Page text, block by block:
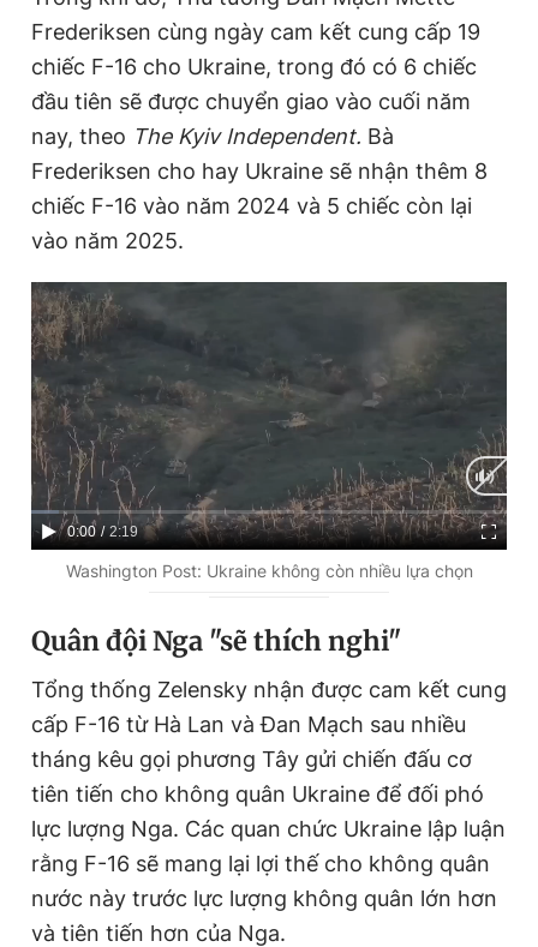
Frederiksen cùng ngày cam kết cung cấp 19
chiếc F-16 cho Ukraine, trong đó có 6 chiếc
đầu tiên sẽ được chuyển giao vào cuối năm
nay, theo The Kyiv Independent. Bà
Frederiksen cho hay Ukraine sẽ nhận thêm 8
chiếc F-16 vào năm 2024 và 5 chiếc còn lại
vào năm 2025.
C
u
r
i
e
0:00 / D
u
a
o
2:19
Washington Post: Ukraine không còn nhiều lựa chọn
Quân đội Nga "sẽ thích nghi"
Tổng thống Zelensky nhận được cam kết cung
cấp F-16 từ Hà Lan và Đan Mạch sau nhiều
tháng kêu gọi phương Tây gửi chiến đấu cơ
tiên tiến cho không quân Ukraine để đối phó
lực lượng Nga. Các quan chức Ukraine lập luận
rằng F-16 sẽ mang lại lợi thế cho không quân
nước này trước lực lượng không quân lớn hơn
và tiên tiến hơn của Nga.